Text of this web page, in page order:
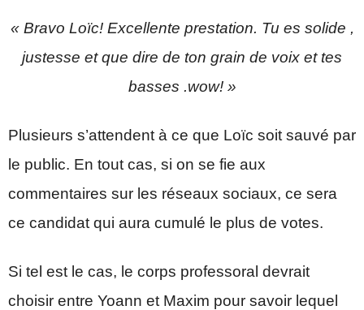
« Bravo Loïc! Excellente prestation. Tu es solide ,
justesse et que dire de ton grain de voix et tes
basses .wow! »
Plusieurs s’attendent à ce que Loïc soit sauvé par
le public. En tout cas, si on se fie aux
commentaires sur les réseaux sociaux, ce sera
ce candidat qui aura cumulé le plus de votes.
Si tel est le cas, le corps professoral devrait
choisir entre Yoann et Maxim pour savoir lequel